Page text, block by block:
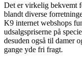
Det er virkelig bekvemt
blandt diverse
K9 internet webshops
udsalgspriserne på
desuden også til damer
gange yde fri fragt.